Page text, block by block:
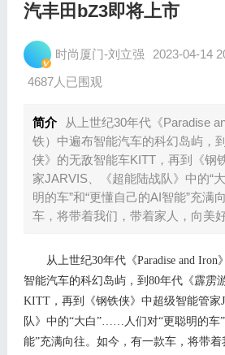
汽丰田bZ3即将上市
时尚厦门-刘立强 2023-04-14
4687人已围观
简介
从上世纪30年代《Paradise
铁）中遍布智能汽车的科幻岛屿，
侠》的无敌智能车KITT，再到《钢
家JARVIS、《超能陆战队》中的“
明的车”和“更懂自己的AI智能”充满
车，将带着我们，带着家人，向美
从上世纪30年代《Paradise and Iron
智能汽车的科幻岛屿，到 80年代《霹雳
KITT，再到《钢铁侠》中超级智能管家
队》中的“大白”…… 人们对“更聪明的车
能”充满向往。如今， 有一款车，将带